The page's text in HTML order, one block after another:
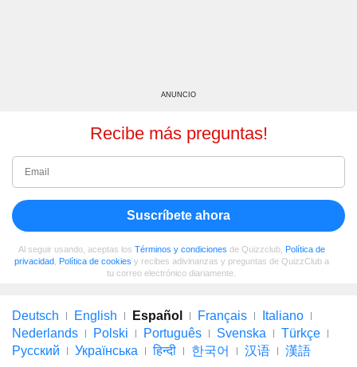
ANUNCIO
Recibe más preguntas!
Suscríbete ahora
Al seguir usando, aceptas los Términos y condiciones de Quizzclub, Política de
privacidad, Política de cookies y recibes adivinanzas y preguntas de QuizzClub a
tu correo electrónico diariamente.
Deutsch English Español Français
Italiano
Nederlands
Polski Português Svenska
Türkçe
Русский
Українська हिन्दी 한국어 汉语 漢語